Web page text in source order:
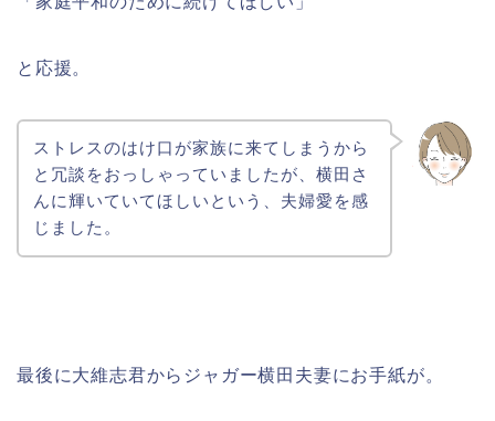
と応援。
ストレスのはけ口が家族に来てしまうから
と冗談をおっしゃっていましたが、横田さ
んに輝いていてほしいという、夫婦愛を感
じました。
最後に大維志君からジャガー横田夫妻にお手紙が。